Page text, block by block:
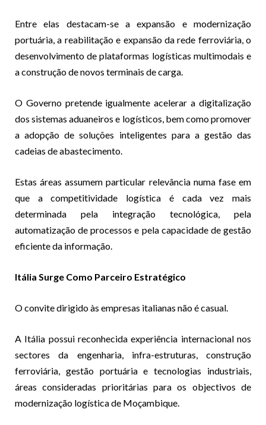
Entre elas destacam-se a expansão e modernização
portuária, a reabilitação e expansão da rede ferroviária, o
desenvolvimento de plataformas logísticas multimodais e
a construção de novos terminais de carga.
O Governo pretende igualmente acelerar a digitalização
dos sistemas aduaneiros e logísticos, bem como promover
a adopção de soluções inteligentes para a gestão das
cadeias de abastecimento.
Estas áreas assumem particular relevância numa fase em
que a competitividade logística é cada vez mais
determinada pela integração tecnológica, pela
automatização de processos e pela capacidade de gestão
eficiente da informação.
Itália Surge Como Parceiro Estratégico
O convite dirigido às empresas italianas não é casual.
A Itália possui reconhecida experiência internacional nos
sectores da engenharia, infra-estruturas, construção
ferroviária, gestão portuária e tecnologias industriais,
áreas consideradas prioritárias para os objectivos de
modernização logística de Moçambique.